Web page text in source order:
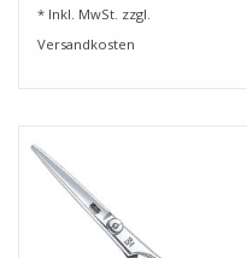
* Inkl. MwSt. zzgl.
Versandkosten